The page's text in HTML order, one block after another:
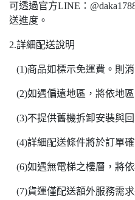
可透過官方LINE：
送進度。
2.詳細配送說明
(1)商品如標示免運費。則
(2)如遇偏遠地區，將依地
(3)不提供舊機拆卸安裝與
(4)詳細配送條件將於訂單
(6)如遇無電梯之樓層，將
(7)貨運僅配送額外服務需